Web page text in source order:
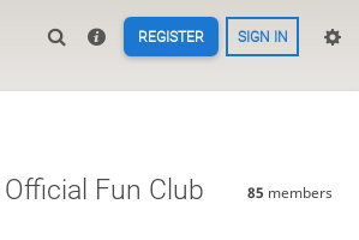
REGISTER SIGN IN
Fun Club 85 members